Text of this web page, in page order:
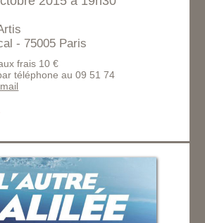
- 75005 Paris
frais 10 €
téléphone au 09 51 74